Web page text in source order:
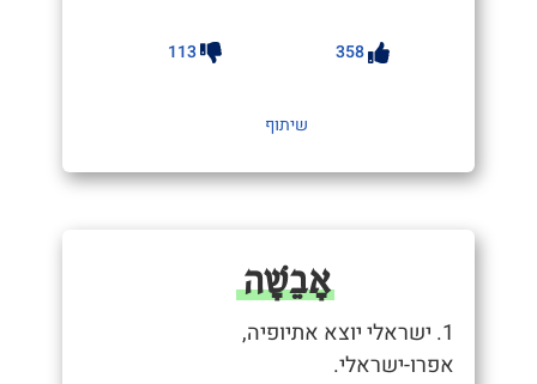
358
113
שיתוף
אָבֵשָׁה
1. ישראלי יוצא אתיופיה,
אפרו-ישראלי.